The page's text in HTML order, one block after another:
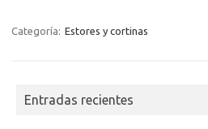
Categoría: Estores y cortinas
Entradas recientes